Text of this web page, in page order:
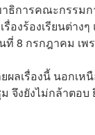
ธิการคณะกรรม
องร้องเรียนต่า
8 กรกฎาคม เพ
ผลเรื่องนี้ นอกเ
จึงยังไม่กล้าตอ